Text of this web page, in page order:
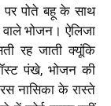
पर पोते बहू के साथ
भोजन। ऐलिजा
रह जाती क्यूंकि
पंखे, भोजन की
नासिका के रास्ते